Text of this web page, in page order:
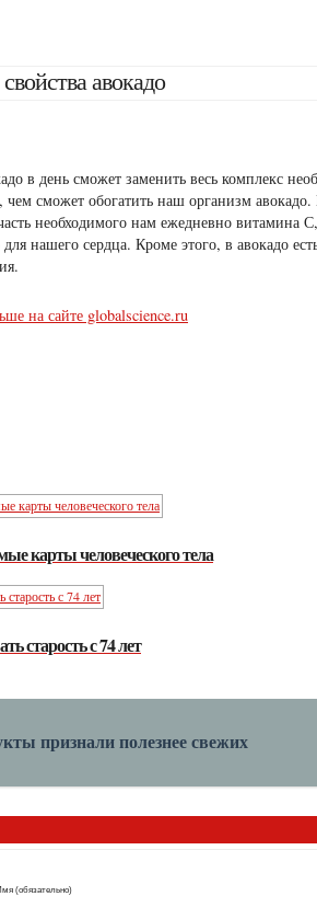
авокадо
в день сможет заменить весь комплекс
сможет обогатить наш организм
необходимого нам ежедневно витамина С,
нашего сердца. Кроме этого, в авокадо
на сайте globalscience.ru
карты человеческого тела
старость с 74 лет
признали полезнее свежих
(обязательно)